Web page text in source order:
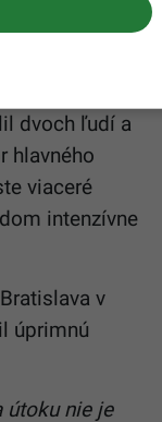
dvoch ľudí a
hlavného
viaceré
intenzívne
v
úprimnú
útoku nie je